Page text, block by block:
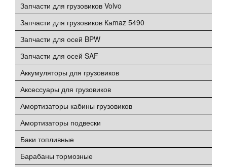
Запчасти для грузовиков Volvo
Запчасти для грузовиков Каmaz 5490
Запчасти для осей BPW
Запчасти для осей SAF
Аккумуляторы для грузовиков
Аксессуары для грузовиков
Амортизаторы кабины грузовиков
Амортизаторы подвески
Баки топливные
Барабаны тормозные